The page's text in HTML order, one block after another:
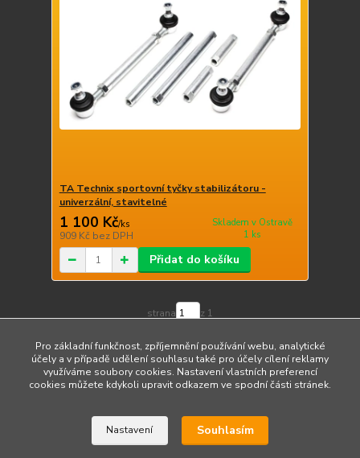
TA Technix sportovní tyčky stabilizátoru -
univerzální, stavitelné
1 100 Kč/ks
909 Kč bez DPH
Skladem v Ostravě
1 ks
Přidat do košíku
strana z 1
Upravit sběr cookies.
Pro základní funkčnost, zpříjemnění používání webu, analytické
účely a v případě udělení souhlasu také pro účely cílení reklamy
využíváme soubory cookies. Nastavení vlastních preferencí
cookies můžete kdykoli upravit odkazem ve spodní části stránek.
Nastavení Souhlasím